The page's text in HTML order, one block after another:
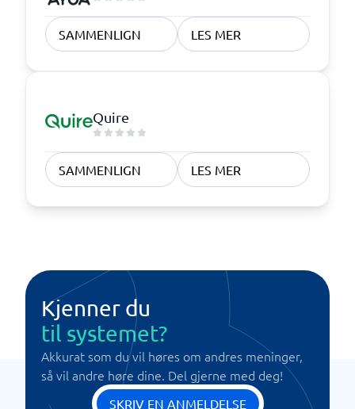
SAMMENLIGN LES MER
Quire
SAMMENLIGN LES MER
Kjenner du
til systemet?
Akkurat som du vil høres om andres meninger,
så vil andre høre dine. Del gjerne med deg!
SKRIV EN ANMELDELSE